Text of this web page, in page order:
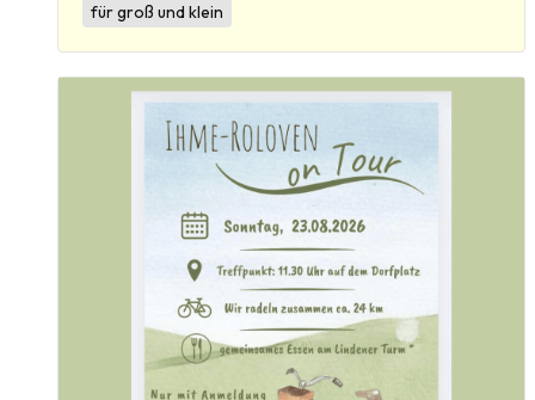
für groß und klein